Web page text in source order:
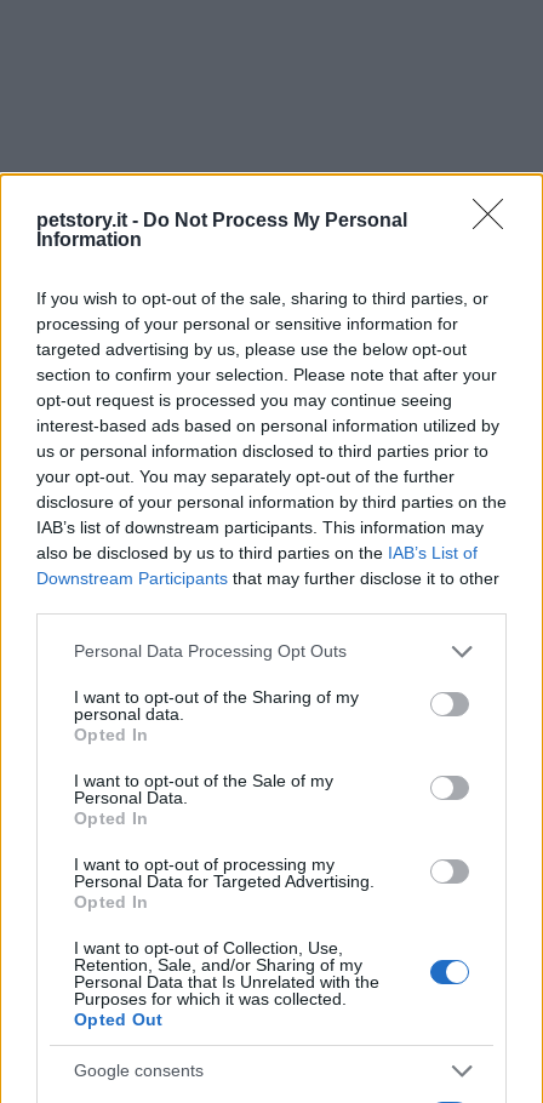
petstory.it - Do Not Process My Personal
Information
If you wish to opt-out of the sale, sharing to third parties, or
processing of your personal or sensitive information for
targeted advertising by us, please use the below opt-out
section to confirm your selection. Please note that after your
opt-out request is processed you may continue seeing
interest-based ads based on personal information utilized by
us or personal information disclosed to third parties prior to
your opt-out. You may separately opt-out of the further
disclosure of your personal information by third parties on the
IAB’s list of downstream participants. This information may
also be disclosed by us to third parties on the IAB’s List of
Downstream Participants that may further disclose it to other
Please note that this website/app uses one or more Google
not limited to your visit or usage behaviour. You may click to
grant or deny consent to Google and its third-party tags to
use your data for below specified purposes in below Google
consent section.
Personal Data Processing Opt Outs
I want to opt-out of the Sharing of my
personal data.
Opted In
I want to opt-out of the Sale of my
Personal Data.
Opted In
I want to opt-out of processing my
Personal Data for Targeted Advertising.
Opted In
I want to opt-out of Collection, Use,
Retention, Sale, and/or Sharing of my
Personal Data that Is Unrelated with the
Purposes for which it was collected.
Opted Out
Google consents
Continua a leggere
FARM
Acaro rosso: prevenzione e rimedi naturali nel pollaio
Camilla Fiore · 4 Ago 2026